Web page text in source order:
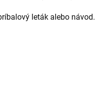
leták alebo návod.